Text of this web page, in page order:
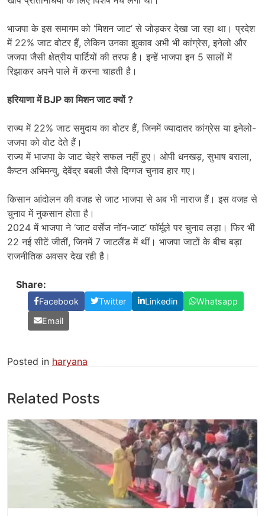
भाजपा के इस समागम को ‘मिशन जाट’ से जोड़कर देखा जा रहा था। प्रदेश
में 22% जाट वोटर हैं, लेकिन उनका झुकाव अभी भी कांग्रेस, इनेलो और
जजपा जैसी क्षेत्रीय पार्टियों की तरफ है। इन्हें भाजपा इन 5 सालों में
रिझाकर अपने पाले में करना चाहती है।
हरियाणा में BJP का मिशन जाट क्यों ?
राज्य में 22% जाट समुदाय का वोटर हैं, जिनमें ज्यादातर कांग्रेस या इनेलो-
जजपा को वोट देते हैं।
राज्य में भाजपा के जाट चेहरे सफल नहीं हुए। ओपी धनखड़, सुभाष बराला,
कैप्टन अभिमन्यु, देवेंद्र बबली जैसे दिग्गज चुनाव हार गए।
किसान आंदोलन की वजह से जाट भाजपा से अब भी नाराज हैं। इस वजह से
चुनाव में नुकसान होता है।
2024 में भाजपा ने ‘जाट वर्सेज नॉन-जाट’ फॉर्मूले पर चुनाव लड़ा। फिर भी
22 नई सीटें जीतीं, जिनमें 7 जाटलैंड में थीं। भाजपा जाटों के बीच बड़ा
राजनीतिक अवसर देख रही है।
Share:
Facebook Twitter Linkedin
Whatsapp
Email
Posted in haryana
Related Posts